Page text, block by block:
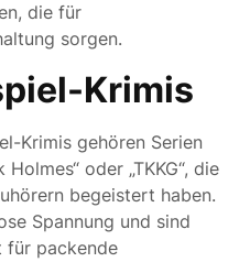
die für
sorgen.
Krimis
Krimis gehören Serien
oder „TKKG“, die
begeistert haben.
Spannung und sind
für packende